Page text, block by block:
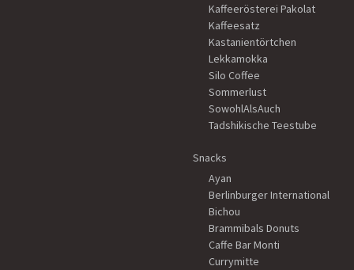
Kaffeerösterei Pakolat
Kaffeesatz
Kastanientörtchen
Lekkamokka
Silo Coffee
Sommerlust
SowohlAlsAuch
Tadshikische Teestube
Snacks
Ayan
Berlinburger International
Bichou
Brammibals Donuts
Caffe Bar Monti
Currymitte